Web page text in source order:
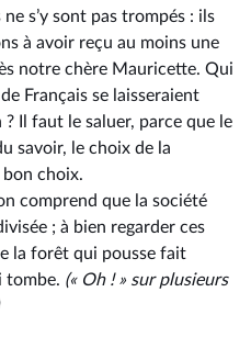
s’y sont pas trompés : ils
à avoir reçu au moins une
notre chère Mauricette. Qui
Français se laisseraient
Il faut le saluer, parce que le
savoir, le choix de la
choix.
comprend que la société
; à bien regarder ces
la forêt qui pousse fait
tombe. (« Oh ! » sur plusieurs